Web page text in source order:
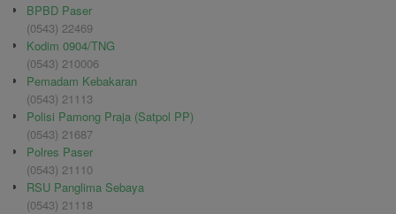
BPBD Paser
(0543) 22469
Kodim 0904/TNG
(0543) 210006
Pemadam Kebakaran
(0543) 21113
Polisi Pamong Praja (Satpol PP)
(0543) 21687
Polres Paser
(0543) 21110
RSU Panglima Sebaya
(0543) 21118